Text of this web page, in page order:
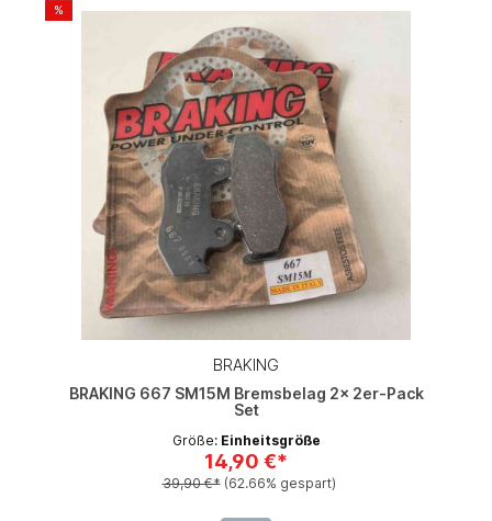
%
BRAKING
BRAKING 667 SM15M Bremsbelag 2x 2er-Pack
Set
Größe: Einheitsgröße
14,90 €*
39,90 €* (62.66% gespart)